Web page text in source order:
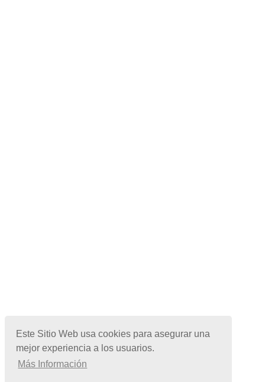
Este Sitio Web usa cookies para asegurar una
mejor experiencia a los usuarios.
Más Información